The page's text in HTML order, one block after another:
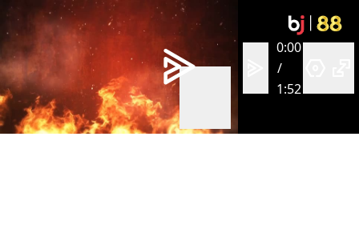
0:00
/
1:52